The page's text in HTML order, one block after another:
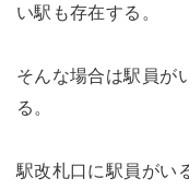
い駅も存在する。
そんな場合は駅員が
る。
駅改札口に駅員がい